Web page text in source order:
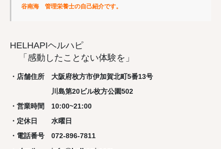
谷南海　管理栄養士の自己紹介です。
HELHAPIヘルハピ
「感動したことない体験を」
・店舗住所 大阪府枚方市伊加賀北町5番13号
川島第20ビル枚方公園502
・営業時間 10:00~21:00
・定休日 水曜日
・電話番号 072-896-7811